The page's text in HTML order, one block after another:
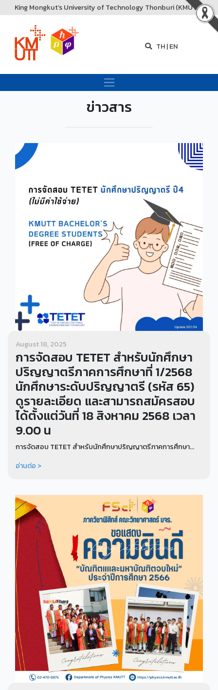
King Mongkut’s University of Technology Thonburi (KMUTT)
TH|EN
ข่าวสาร
August 18, 2025
การจัดสอบ TETET สำหรับนักศึกษา
ปริญญาตรีภาคการศึกษาที่ 1/2568
นักศึกษาระดับปริญญาตรี (รหัส 65)
ดูรายละเอียด และสามารถสมัครสอบ
ได้ตั้งแต่วันที่ 18 สิงหาคม 2568 เวลา
9.00 น
การจัดสอบ TETET สำหรับนักศึกษาปริญญาตรีภาคการศึกษา...
อ่านต่อ >